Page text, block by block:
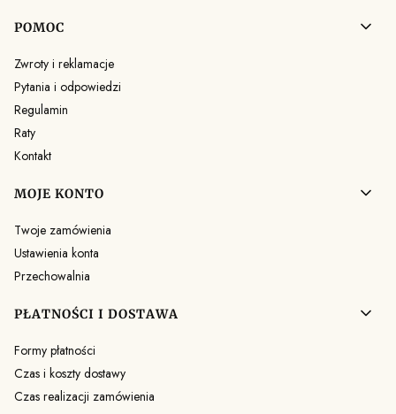
Linki w stopce
POMOC
Zwroty i reklamacje
Pytania i odpowiedzi
Regulamin
Raty
Kontakt
MOJE KONTO
Twoje zamówienia
Ustawienia konta
Przechowalnia
PŁATNOŚCI I DOSTAWA
Formy płatności
Czas i koszty dostawy
Czas realizacji zamówienia